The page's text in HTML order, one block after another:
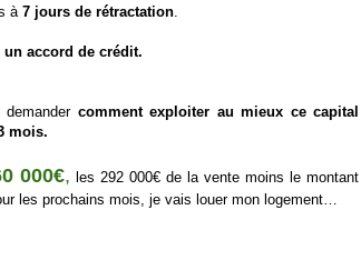
à 7 jours de rétractation
accord de crédit.
comment exploiter au mieux ce capital
mois.
000€, les 292 000€ de la vente moins le montant
les prochains mois, je vais louer mon logement…